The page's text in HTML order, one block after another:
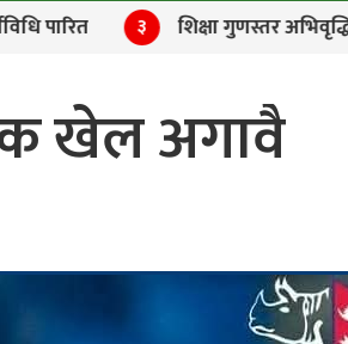
शिक्षा गुणस्तर अभिवृद्धिमा
खेल अगावै